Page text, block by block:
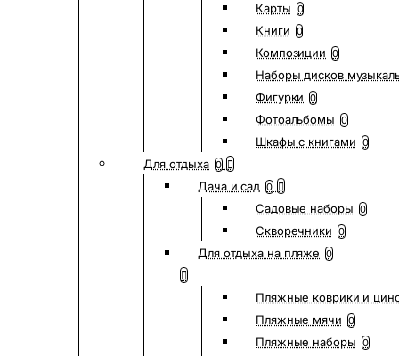
Карты 0
Книги 0
Композиции 0
Наборы дисков
Фигурки 0
Фотоальбомы 0
Шкафы с книгами 0
Для отдыха 0
Дача и сад 0
Садовые наборы 0
Скворечники 0
Для отдыха на пляже 0
Пляжные коврики и
Пляжные мячи 0
Пляжные наборы 0